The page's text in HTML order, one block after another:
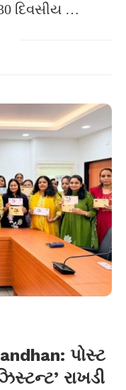
દિવસીય …
પોસ્ટ
રાખડી